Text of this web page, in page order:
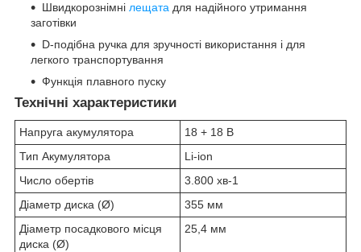
Швидкорознімні лещата для надійного утримання
заготівки
D-подібна ручка для зручності використання і для
легкого транспортування
Функція плавного пуску
Технічні характеристики
Напруга акумулятора
18 + 18 В
Тип Акумулятора
Li-ion
Число обертів
3.800 хв-1
Діаметр диска (Ø)
355 мм
Діаметр посадкового місця
диска (Ø)
25,4 мм